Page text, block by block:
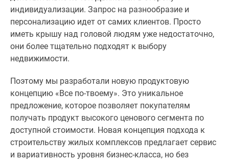
индивидуализации. Запрос на разнообразие и
персонализацию идет от самих клиентов. Просто
иметь крышу над головой людям уже недостаточно,
они более тщательно подходят к выбору
недвижимости.
Поэтому мы разработали новую продуктовую
концепцию «Все по-твоему». Это уникальное
предложение, которое позволяет покупателям
получать продукт высокого ценового сегмента по
доступной стоимости. Новая концепция подхода к
строительству жилых комплексов предлагает сервис
и вариативность уровня бизнес-класса, но без